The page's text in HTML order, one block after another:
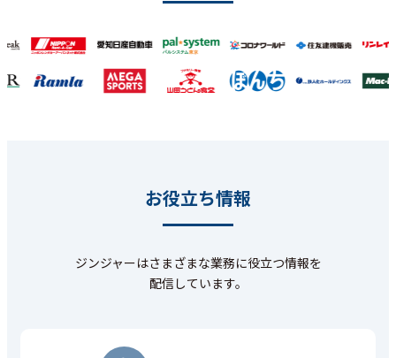
お役立ち情報
ジンジャーはさまざまな業務に役立つ情報を
配信しています。